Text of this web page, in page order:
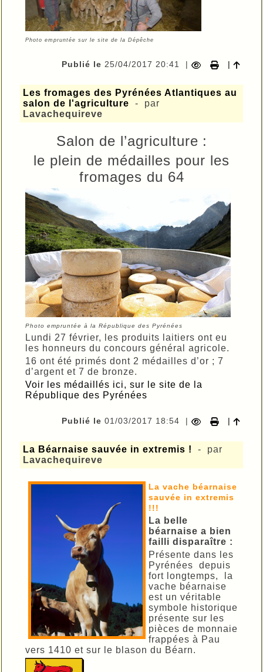
Photo empruntée sur le site de la Dépêche
Publié le 25/04/2017 20:41 | |
Les fromages des Pyrénées Atlantiques au
salon de l'agriculture
- par
Lavachequireve
Salon de l’agriculture :
le plein de médailles pour les
fromages du 64
Photo empruntée à la République des Pyrénées
Lundi 27 février, les produits laitiers ont eu
les honneurs du concours général agricole.
16 ont été primés dont 2 médailles d’or ; 7
d’argent et 7 de bronze.
Voir les médaillés ici, sur le site de la
République des Pyrénées
Publié le 01/03/2017 18:54 | |
La Béarnaise sauvée in extremis !
- par
Lavachequireve
La vache béarnaise
sauvée in extremis
!!!
La belle
béarnaise a bien
failli disparaître :
Présente dans les
Pyrénées depuis
fort longtemps, la
vache béarnaise
est un véritable
symbole historique
présente sur les
pièces de monnaie
frappées à Pau
vers 1410 et sur le blason du Béarn.